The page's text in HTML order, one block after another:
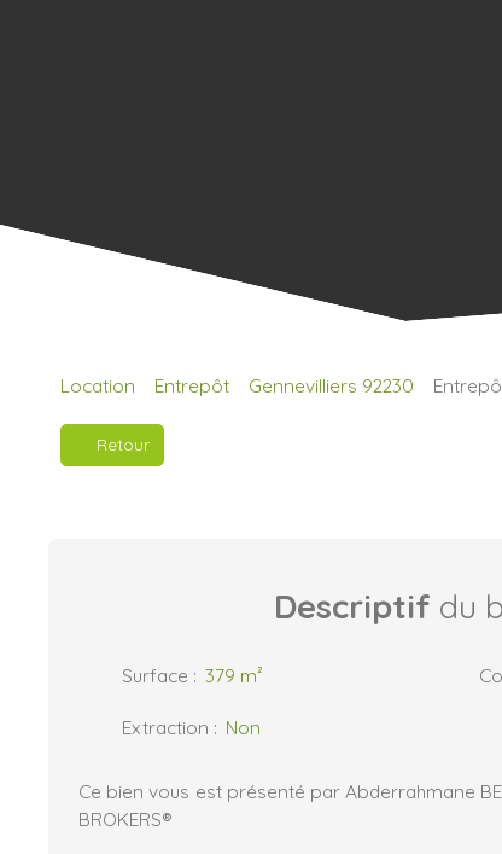
Location Entrepôt Gennevilliers 92230
Retour
Descriptif du
Surface : 379 m²
Extraction : Non
Ce bien vous est présenté par Abderrahmane
BROKERS®